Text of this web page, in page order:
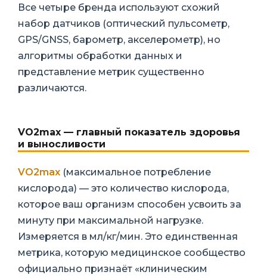
Все четыре бренда используют схожий
набор датчиков (оптический пульсометр,
GPS/GNSS, барометр, акселерометр), но
алгоритмы обработки данных и
представление метрик существенно
различаются.
VO2max — главный показатель здоровья
и выносливости
VO2max (максимальное потребление
кислорода) — это количество кислорода,
которое ваш организм способен усвоить за
минуту при максимальной нагрузке.
Измеряется в мл/кг/мин. Это единственная
метрика, которую медицинское сообщество
официально признаёт «клиническим